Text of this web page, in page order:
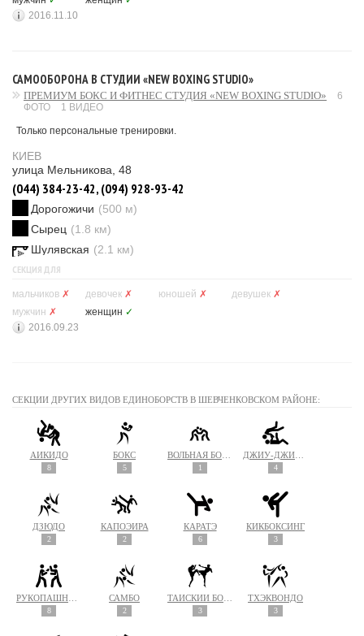
2016.11.10
САМООБОРОНА В СТУДИИ «NEW BOXING STUDIO»
ПРЕМИУМ БОКС И ФИТНЕС СТУДИЯ «NEW BOXING STUDIO»
6
ФОТО
1 ВИДЕО
Только персональные тренировки.
КИЕВ
улица Мельникова, 48
(044) 384-23-42, (094) 928-93-42
Дорогожичи (500 м)
Сырец (1.8 км)
Шулявская (2.1 км)
СЕКЦИЯ ДЛЯ
мальчиков ✗ девочек ✗ юношей ✗ девушек ✗
мужчин ✗ женщин ✓
2016.09.23
СЕКЦИИ ДРУГИХ ВИДОВ ЕДИНОБОРСТВ В ШЕВЧЕНКОВСКОМ РАЙОНЕ:
АЙКИДО
8
БОКС
5 1 4
ДЗЮДО
2
КАПОЭЙРА
2
КАРАТЭ
6
КИКБОКСИНГ
3
8
САМБО
2 3
ТХЭКВОНДО
3